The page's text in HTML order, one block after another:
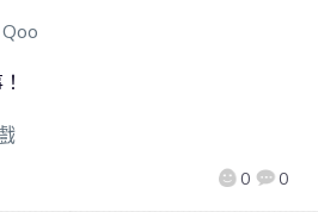
0 0